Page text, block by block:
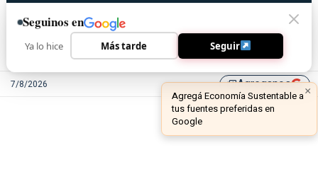
7/8/2026 library_addAgreganos
Seguinos en
Ya lo hice Más tarde Seguir